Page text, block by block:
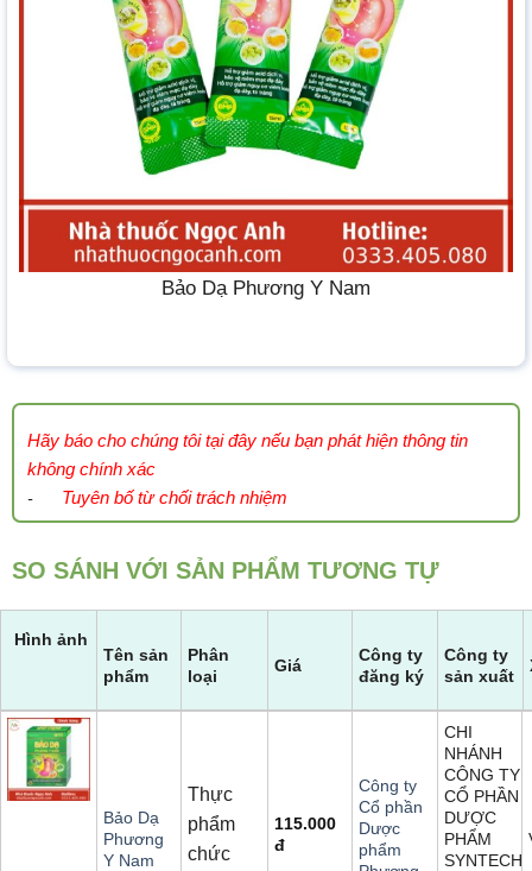
Bảo Dạ Phương Y Nam
Hãy báo cho chúng tôi tại đây nếu bạn phát hiện thông tin
không chính xác
- Tuyên bố từ chối trách nhiệm
SO SÁNH VỚI SẢN PHẨM TƯƠNG TỰ
Hình ảnh
Tên sản
phẩm
Phân
loại
Giá
Công ty
đăng ký
Công ty
sản xuất
Bảo Dạ
Phương
Y Nam
Thực
phẩm
chức
115.000
đ
Công ty
Cổ phần
Dược
phẩm
CHI
NHÁNH
CÔNG TY
CỔ PHẦN
DƯỢC
PHẨM
SYNTECH